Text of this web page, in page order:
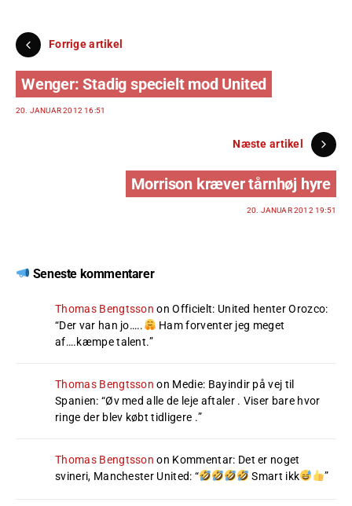
Forrige artikel
Wenger: Stadig specielt mod United
20. JANUAR 2012 16:51
Næste artikel
Morrison kræver tårnhøj hyre
20. JANUAR 2012 19:51
Seneste kommentarer
Thomas Bengtsson onOfficielt: United henter Orozco:
“Der var han jo…..
Ham forventer jeg meget
af….kæmpe talent.”
Thomas Bengtsson on Medie: Bayindir på vej til
Spanien: “Øv med alle de leje aftaler . Viser bare hvor
ringe der blev købt tidligere .”
Thomas Bengtsson on Kommentar: Det er noget
svineri, Manchester United: “ Smart ikk ”